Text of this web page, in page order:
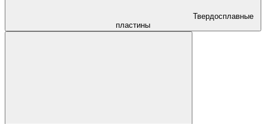
Твердосплавные
пластины